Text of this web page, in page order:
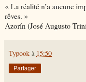
« La réalité n’a aucune
rêves. »
Azorín (José Augusto
Typook à 15:50
Partager